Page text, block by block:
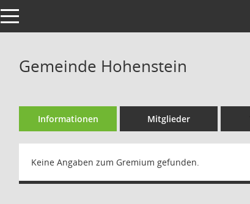
Toggle navigation
Gemeinde Hohenstein
Informationen Mitglieder
Keine Angaben zum Gremium gefunden.